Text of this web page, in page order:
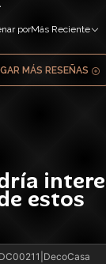
porMás Reciente
MÁS RESEÑAS
estos
DecoCasa